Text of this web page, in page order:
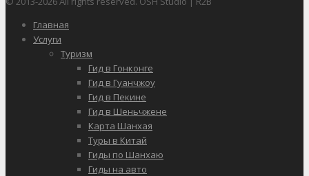
Главная
Услуги
Туризм
Гид в Гонконге
Гид в Гуанчжоу
Гид в Пекине
Гид в Шеньчжене
Карта Шанхая
Туры в Китай
Гиды по Шанхаю
Гиды на авто